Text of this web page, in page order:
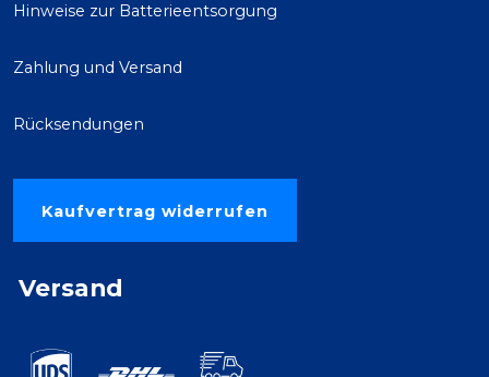
Hinweise zur Batterieentsorgung
Zahlung und Versand
Rücksendungen
Kaufvertrag widerrufen
Versand